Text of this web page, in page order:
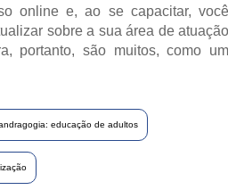
online e, ao se capacitar, você
sobre a sua área de atuação
portanto, são muitos, como um
educação de adultos